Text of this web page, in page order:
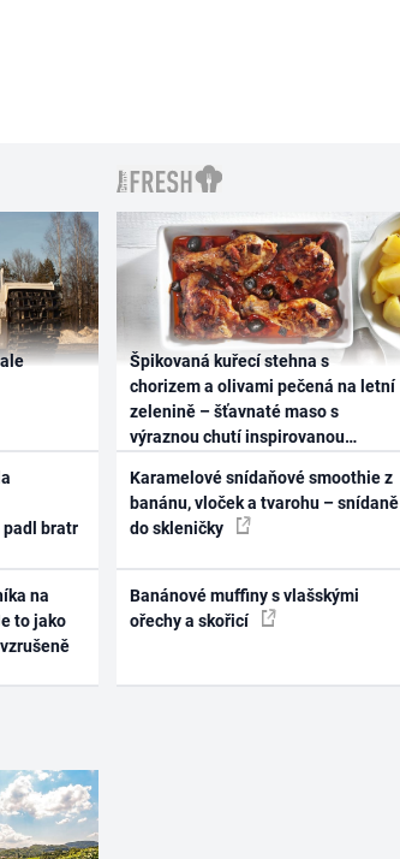
padl bratr
na
to jako
Špikovaná kuřecí stehna s
chorizem a olivami pečená na letní
zelenině – šťavnaté maso s
výraznou chutí inspirovanou
Karamelové snídaňové smoothie z
banánu, vloček a tvarohu – snídaně
do skleničky
Banánové muffiny s vlašskými
ořechy a skořicí